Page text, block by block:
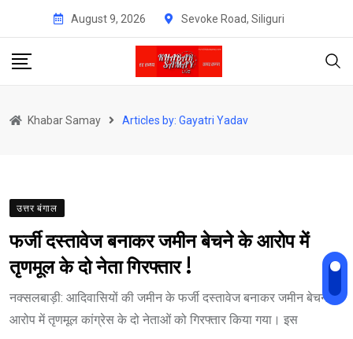
content
August 9, 2026 Sevoke Road, Siliguri
Khabar Samay Articles by: Gayatri Yadav
उत्तर बंगाल
फर्जी दस्तावेज बनाकर जमीन बेचने के आरोप में
तृणमूल के दो नेता गिरफ्तार !
नक्सलबाड़ी: आदिवासियों की जमीन के फर्जी दस्तावेज बनाकर जमीन बेचने के
आरोप में तृणमूल कांग्रेस के दो नेताओं को गिरफ्तार किया गया। इस